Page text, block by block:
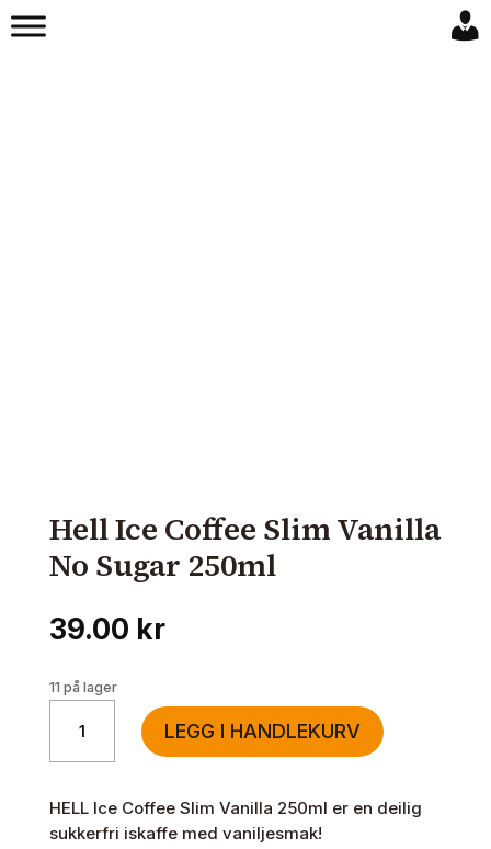
Hell Ice Coffee Slim Vanilla
No Sugar 250ml
39.00 kr
11 på lager
Coffee
Vanilla
No
LEGG I HANDLEKURV
HELL Ice Coffee Slim Vanilla 250ml er en deilig
sukkerfri iskaffe med vaniljesmak!